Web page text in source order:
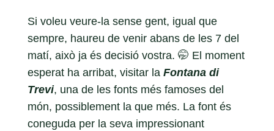
Si voleu veure-la sense gent, igual que
sempre, haureu de venir abans de les 7 del
matí, això ja és decisió vostra. 🤭 El moment
esperat ha arribat, visitar la Fontana di
Trevi, una de les fonts més famoses del
món, possiblement la que més. La font és
coneguda per la seva impressionant